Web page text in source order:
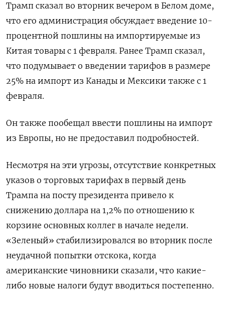
Трамп сказал во вторник вечером в Белом доме,
что его администрация обсуждает введение 10-
процентной пошлины на импортируемые из
Китая товары с 1 февраля. Ранее Трамп сказал,
что подумывает о введении тарифов в размере
25% на импорт из Канады и Мексики также с 1
февраля.
Он также пообещал ввести пошлины на импорт
из Европы, но не предоставил подробностей.
Несмотря на эти угрозы, отсутствие конкретных
указов о торговых тарифах в первый день
Трампа на посту президента привело к
снижению доллара на 1,2% по отношению к
корзине основных коллег в начале недели.
«Зеленый» стабилизировался во вторник после
неудачной попытки отскока, когда
американские чиновники сказали, что какие-
либо новые налоги будут вводиться постепенно.